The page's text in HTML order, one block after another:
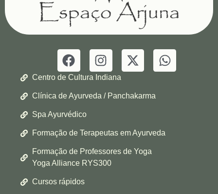
Centro de Cultura Indiana
Clínica de Ayurveda / Panchakarma
Spa Ayurvédico
Formação de Terapeutas em Ayurveda
Formação de Professores de Yoga
Yoga Alliance RYS300
Cursos rápidos